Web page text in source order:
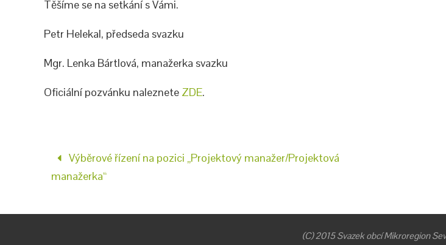
Těšíme se na setkání s Vámi.
Petr Helekal, předseda svazku
Mgr. Lenka Bártlová, manažerka svazku
Oficiální pozvánku naleznete ZDE.
Výběrové řízení na pozici „Projektový manažer/Projektová
manažerka“
(C) 2015 Svazek obcí Mikroregion